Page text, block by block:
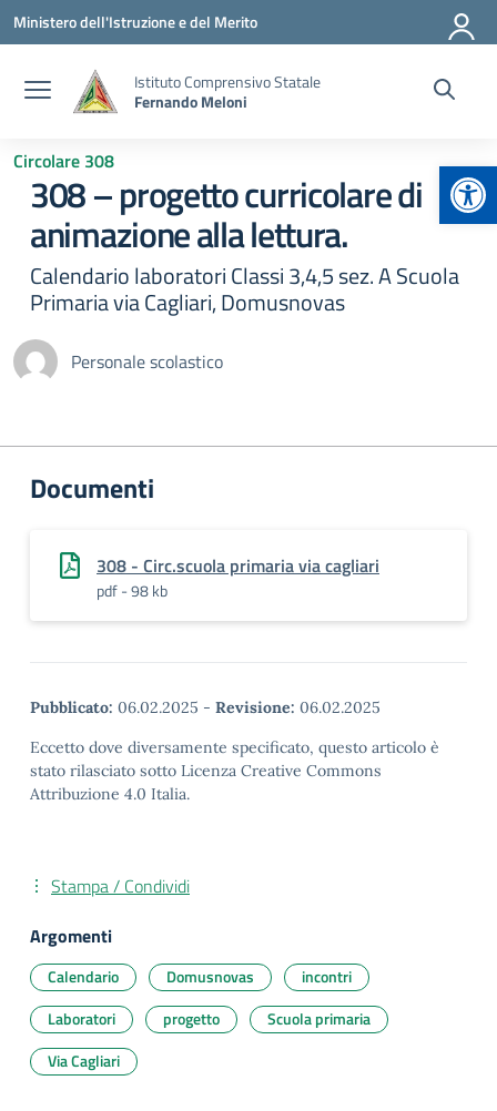
Vai ai contenuti
Vai al menu di navigazione
Vai al footer
Ministero dell'Istruzione e del Merito
Istituto Comprensivo Statale
Fernando Meloni
Circolare 308
308 – progetto curricolare di
animazione alla lettura.
Calendario laboratori Classi 3,4,5 sez. A Scuola
Primaria via Cagliari, Domusnovas
Personale scolastico
Documenti
308 - Circ.scuola primaria via cagliari
pdf - 98 kb
Pubblicato: 06.02.2025 - Revisione: 06.02.2025
Eccetto dove diversamente specificato, questo articolo è
stato rilasciato sotto Licenza Creative Commons
Attribuzione 4.0 Italia.
Stampa / Condividi
Argomenti
Calendario Domusnovas
incontri
Laboratori
progetto
Scuola primaria
Via Cagliari